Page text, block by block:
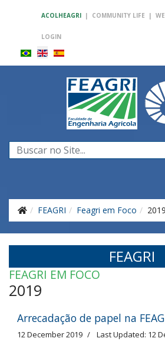
ACOLHEAGRI | COMMUNITY LIFE |
LOGIN
Search
...
FEAGRI Feagri em Foco 2019
FEAGRI
FEAGRI EM FOCO
2019
Arrecadação de papel na
12 December 2019 Last Updated: 12